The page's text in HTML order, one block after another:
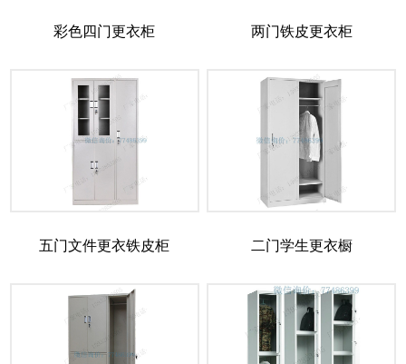
彩色四门更衣柜 两门铁皮更衣柜
五门文件更衣铁皮柜 二门学生更衣橱